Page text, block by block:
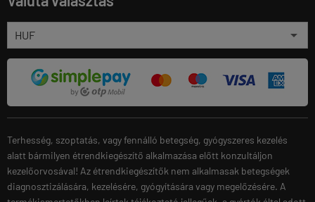
Terhesség, szoptatás, vagy fennálló betegség, gyógyszeres kezelés
alatt bármilyen étrendkiegészítő alkalmazása előtt konzultáljon
kezelőorvosával! Az étrendkiegészítők nem alkalmasak betegségek
diagnosztizálására, kezelésére, gyógyítására vagy megelőzésére. A